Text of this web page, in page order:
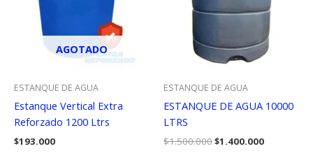
AGOTADO
ESTANQUE DE AGUA
Estanque Vertical Extra
Reforzado 1200 Ltrs
$193.000
ESTANQUE DE AGUA
ESTANQUE DE AGUA 10000
LTRS
$1.500.000El
$1.400.000El